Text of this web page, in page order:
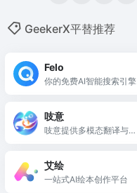
GeekerX平替推荐
Felo
你的免费AI智能搜索引擎
吱意
吱意提供多模态翻译与智
艾绘
一站式AI绘本创作平台